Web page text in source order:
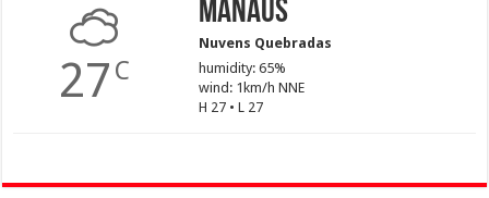
27 C
Manaus
Nuvens Quebradas
humidity: 65%
wind: 1km/h NNE
H 27 • L 27